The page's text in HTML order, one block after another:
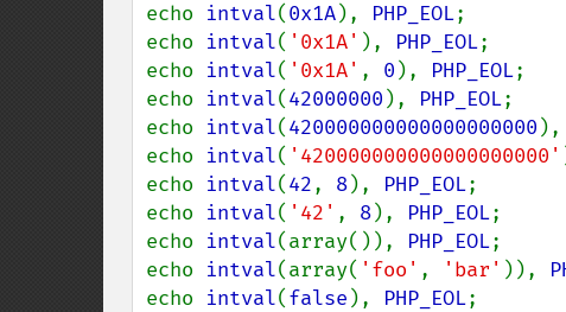
echo intval(0x1A), PHP_EOL
echo intval( '0x1A' ), PHP_EOL
echo intval( '0x1A' , 0 ), PHP_EOL
echo intval(42000000 ), PHP_EOL
echo intval(420000000000000000000 ),
echo intval( '420000000000000000000'
echo intval(42, 8), PHP_EOL
echo intval( '42' , 8), PHP_EOL
echo intval(array()), PHP_EOL
echo intval(array( 'foo' , 'bar' )),
echo intval(false ), PHP_EOL